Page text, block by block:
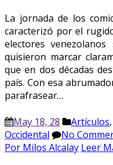
La jornada de los
caracterizó por el
electores
quisieron marcar
que en dos décadas
país. Con esa
parafrasear…
May 18, 28 Artículos,
Occidental
No
Por Milos Alcalay Leer